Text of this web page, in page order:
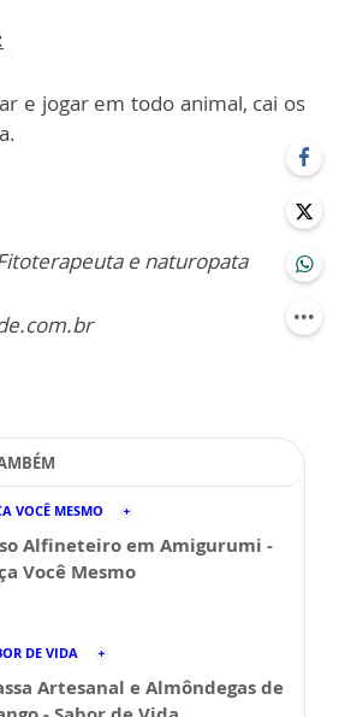
e jogar em todo animal, cai os
e naturopata
VOCÊ MESMO
Alfineteiro em Amigurumi -
Você Mesmo
DE VIDA
Artesanal e Almôndegas de